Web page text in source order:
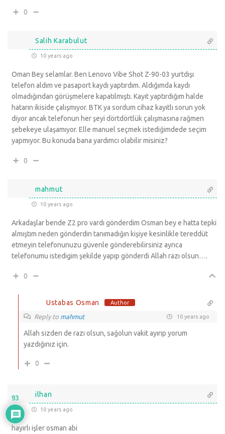
0
Salih Karabulut
10 years ago
Oman Bey selamlar. Ben Lenovo Vibe Shot Z-90-03 yurtdışı
telefon aldım ve pasaport kaydı yaptırdım. Aldığımda kaydı
olmadığından görüşmelere kapatılmıştı. Kayıt yaptırdığım halde
hatarın ikiside çalışmıyor. BTK ya sordum cihaz kayıtlı sorun yok
diyor ancak telefonun her şeyi dörtdörtlük çalışmasına rağmen
şebekeye ulaşamıyor. Elle manuel seçmek istediğimdede seçim
yapmıyor. Bu konuda bana yardımcı olabilir misiniz?
0
mahmut
10 years ago
Arkadaşlar bende Z2 pro vardı gönderdim Osman bey e hatta tepki
almıştım neden gönderdin tanımadığın kişiye kesinlikle tereddüt
etmeyin telefonunuzu güvenle gönderebilirsiniz ayrıca
telefonumu istedigim şekilde yapıp gönderdi Allah razı olsun….
0
Ustabas Osman Author
Reply to mahmut 10 years ago
Allah sizden de razı olsun, sağolun vakit ayırıp yorum
yazdığınız için.
0
ilhan
10 years ago
hayırlı işler osman abi
93